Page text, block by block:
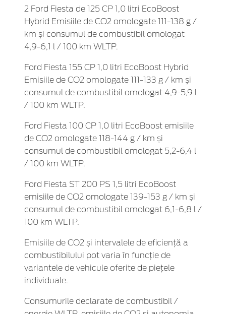
2 Ford Fiesta de 125 CP 1,0 litri EcoBoost
Hybrid Emisiile de CO2 omologate 111-138 g /
km și consumul de combustibil omologat
4,9-6,1 l / 100 km WLTP.
Ford Fiesta 155 CP 1,0 litri EcoBoost Hybrid
Emisiile de CO2 omologate 111-133 g / km și
consumul de combustibil omologat 4,9-5,9 l
/ 100 km WLTP.
Ford Fiesta 100 CP 1,0 litri EcoBoost emisiile
de CO2 omologate 118-144 g / km și
consumul de combustibil omologat 5,2-6,4 l
/ 100 km WLTP.
Ford Fiesta ST 200 PS 1,5 litri EcoBoost
emisiile de CO2 omologate 139-153 g / km și
consumul de combustibil omologat 6,1-6,8 l /
100 km WLTP.
Emisiile de CO2 și intervalele de eficiență a
combustibilului pot varia în funcție de
variantele de vehicule oferite de piețele
individuale.
Consumurile declarate de combustibil /